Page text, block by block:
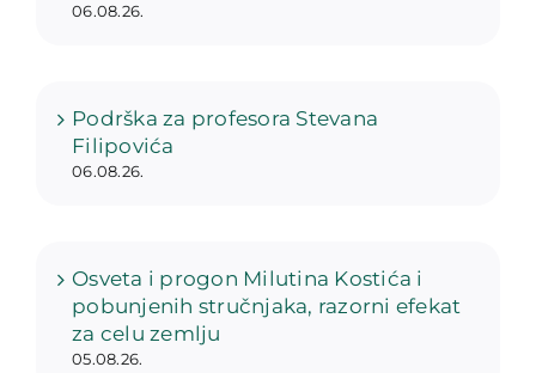
06.08.26.
Podrška za profesora Stevana
Filipovića
06.08.26.
Osveta i progon Milutina Kostića i
pobunjenih stručnjaka, razorni efekat
za celu zemlju
05.08.26.